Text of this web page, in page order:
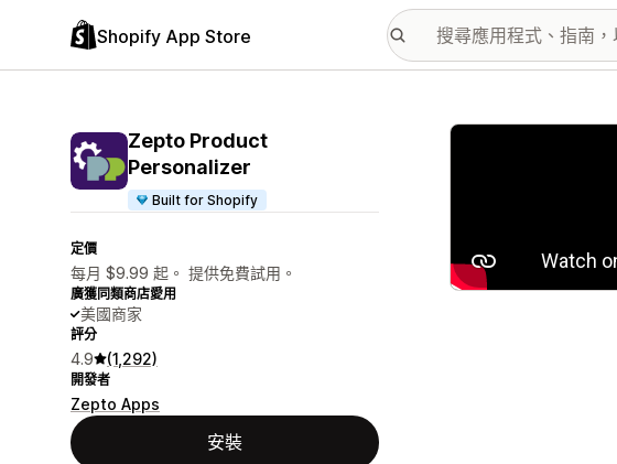
Shopify App Store
Zepto Product
Personalizer
Built for Shopify
定價
每月 $9.99 起。 提供免費試用。
廣獲同類商店愛用
美國商家
評分
4.9 (1,292)
開發者
Zepto Apps
安裝
主要圖片圖庫